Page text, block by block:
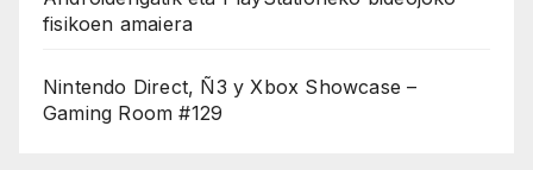
fisikoen amaiera
Nintendo Direct, Ñ3 y Xbox Showcase –
Gaming Room #129